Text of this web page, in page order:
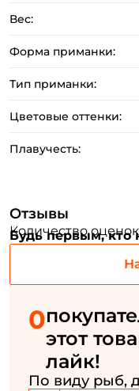
Вес:
Форма приманки:
Тип приманки:
Цветовые оттенки:
Плавучесть:
Отзывы
Количество
Будь первым, кто
0
этот
лайк!
По виду рыб,
Создать аккаунт
ФИО: *
Номер телефона: *
Придумайте
Повторите пароль: *
Заполняя данную
персональных данных